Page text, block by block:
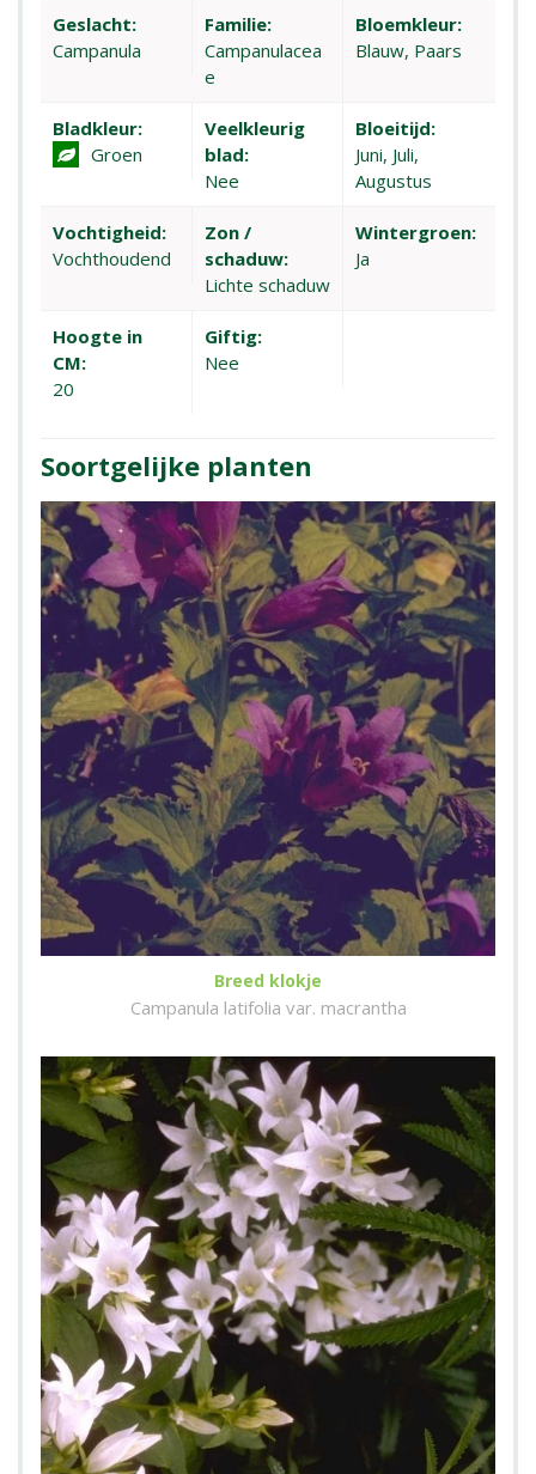
Geslacht:
Campanula
Familie:
Campanulacea
e
Bloemkleur:
Blauw, Paars
Bladkleur:
Groen
Veelkleurig
blad:
Nee
Bloeitijd:
Juni, Juli,
Augustus
Vochtigheid:
Vochthoudend
Zon /
schaduw:
Lichte schaduw
Wintergroen:
Ja
Hoogte in
CM:
20
Giftig:
Nee
Soortgelijke planten
Breed klokje
Campanula latifolia var. macrantha